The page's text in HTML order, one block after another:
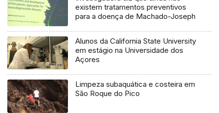
existem tratamentos preventivos
para a doença de Machado-Joseph
Alunos da California State University
em estágio na Universidade dos
Açores
Limpeza subaquática e costeira em
São Roque do Pico